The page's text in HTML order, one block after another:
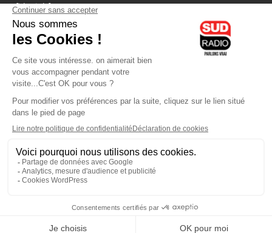
fiducial.fr
lyoncapitale.fr
olympique-et-lyonnais.com
L'application Iphone / Android
Téléchargez l'application
Les cookies
Gestion des cookies
Crédit photos : ©Sud Radio / Pierre Olivier
Noémie Halioua
Jon Rakotozafy